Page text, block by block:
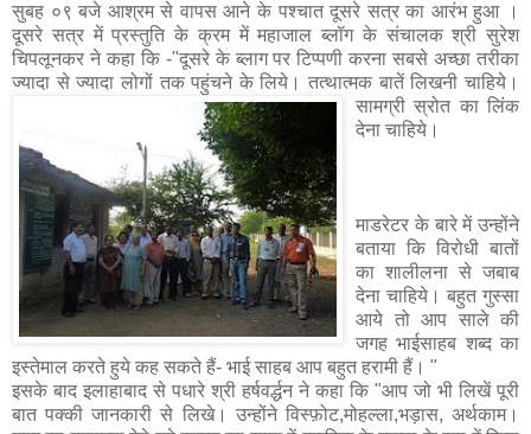
सुबह ०९ बजे आश्रम से वापस आने के पश्चात दूसरे सत्र का आरंभ हुआ ।
दूसरे सत्र में प्रस्तुति के क्रम में महाजाल ब्लॉग के संचालक श्री सुरेश
चिपलूनकर ने कहा कि -"दूसरे के ब्लाग पर टिप्पणी करना सबसे अच्छा तरीका
ज्यादा से ज्यादा लोगों तक पहुंचने के लिये।तत्थात्मक बातें लिखनी चाहिये।
सामग्री स्रोत का लिंक
देना चाहिये।
माडरेटर के बारे में उन्होंने
बताया कि विरोधी बातों
का शालीलना से जबाब
देना चाहिये। बहुत गुस्सा
आये तो आप साले की
जगह भाईसाहब शब्द का
इस्तेमाल करते हुये कह सकते हैं- भाई साहब आप बहुत हरामी हैं। "
इसके बाद इलाहाबाद से पधारे श्री हर्षवर्द्धन ने कहा कि "आप जो भी लिखें पूरी
बात पक्की जानकारी से लिखे। उन्होंने विस्फ़ोट,मोहल्ला,भड़ास, अर्थकाम।